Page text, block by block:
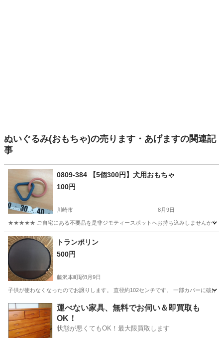
ぬいぐるみ(おもちゃ)の売ります・あげますの関連記
事
0809-384 【5個300円】犬用おもちゃ
100円
川崎市 8月9日
★★★★★ ご自宅にある不要品を是非ジモティースポットへお持ち込みしませんか？
神奈川 川崎市 おもちゃ
トランポリン
500円
藤沢本町駅8月9日
子供が使わなくなったのでお譲りします。 直径約102センチです。 一部カバーに破け
神奈川 藤沢市 藤沢本町駅 おもちゃ
運べない家具、無料でお伺い＆即買取も
OK！
状態が悪くてもOK！最大限買取します